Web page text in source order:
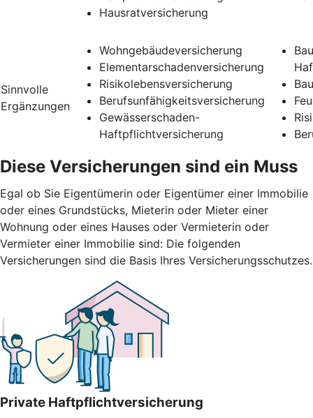
Hausratversicherung
Sinnvolle
Ergänzungen
Wohngebäudeversicherung
Elementarschadenversicherung
Risikolebensversicherung
Berufsunfähigkeitsversicherung
Gewässerschaden-
Haftpflichtversicherung
Diese Versicherungen sind ein Muss
Egal ob Sie Eigentümerin oder Eigentümer einer Immobilie
oder eines Grundstücks, Mieterin oder Mieter einer
Wohnung oder eines Hauses oder Vermieterin oder
Vermieter einer Immobilie sind: Die folgenden
Versicherungen sind die Basis Ihres Versicherungsschutzes.
Private Haftpflichtversicherung